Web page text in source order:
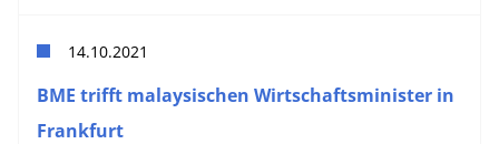
14.10.2021
BME trifft malaysischen Wirtschaftsminister in
Frankfurt